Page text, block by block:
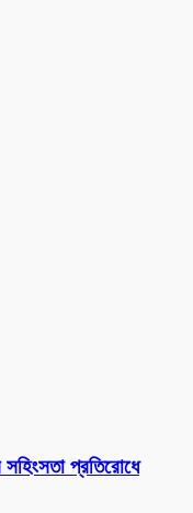
সহিংসতা প্রতিরোধে